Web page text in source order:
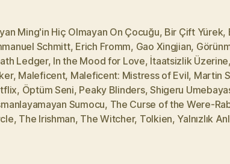
Ming'in Hiç Olmayan On Çocuğu, Bir Çift Yürek,
Schmitt, Erich Fromm, Gao Xingjian,
Ledger, In the Mood for Love, İtaatsizlik Üzerine,
, Maleficent, Maleficent: Mistress of Evil, Martin
, Öptüm Seni, Peaky Blinders,Shigeru
Sumocu, The Curse of the Were-
, The Irishman, The Witcher, Tolkien, Yalnızlık